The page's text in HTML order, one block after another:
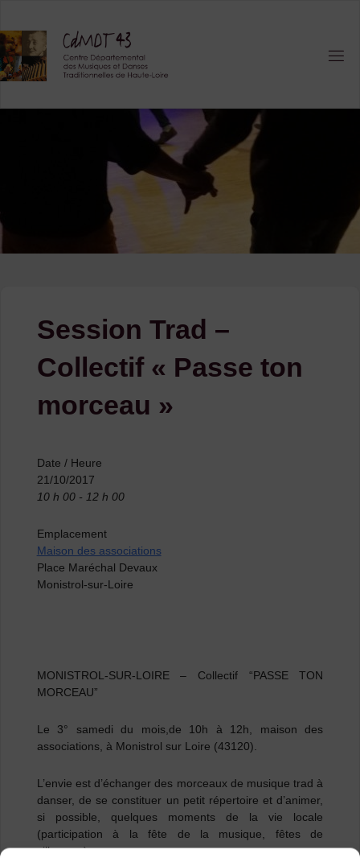
content
Session Trad –
Collectif « Passe ton
morceau »
Date / Heure
21/10/2017
10 h 00 - 12 h 00
Emplacement
Maison des associations
Place Maréchal Devaux
Monistrol-sur-Loire
MONISTROL-SUR-LOIRE – Collectif “PASSE TON
MORCEAU”
Le 3° samedi du mois,de 10h à 12h, maison des
associations, à Monistrol sur Loire (43120).
L’envie est d’échanger des morceaux de musique trad à
danser, de se constituer un petit répertoire et d’animer,
si possible, quelques moments de la vie locale
(participation à la fête de la musique, fêtes de
village….).